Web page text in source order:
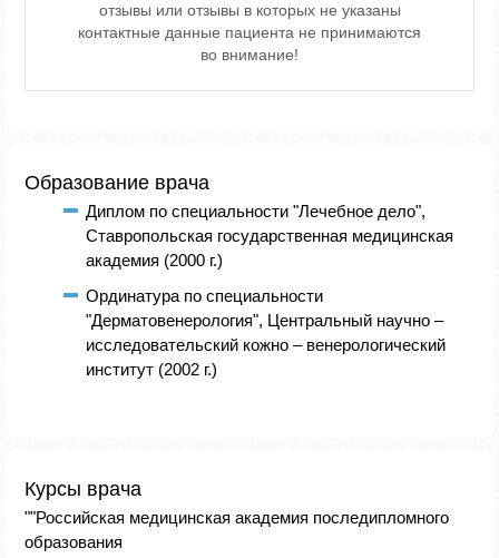
отзывы или отзывы в которых не указаны
контактные данные пациента не принимаются
во внимание!
Образование врача
Диплом по специальности "Лечебное дело",
Ставропольская государственная медицинская
академия (2000 г.)
Ординатура по специальности
"Дерматовенерология", Центральный научно –
исследовательский кожно – венерологический
институт (2002 г.)
Курсы врача
""Российская медицинская академия последипломного
образования